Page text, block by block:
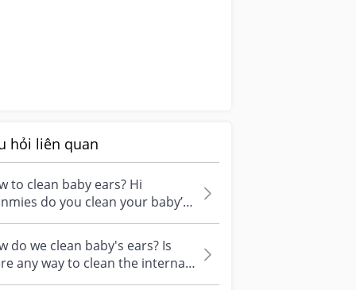
hỏi liên quan
to clean baby ears? Hi
do you clean your baby’s
Inner and outer? How u do it?
do we clean baby's ears? Is
any way to clean the internal
of the baby's ears to clear...